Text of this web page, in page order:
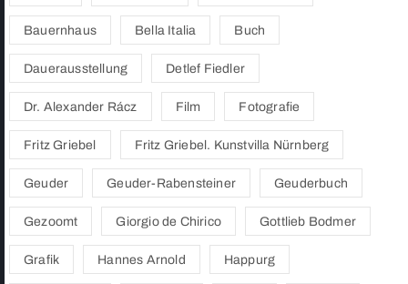
Bauernhaus Bella Italia Buch
Dauerausstellung Detlef Fiedler
Dr. Alexander Rácz Film Fotografie
Fritz Griebel Fritz Griebel. Kunstvilla Nürnberg
Geuder Geuder-Rabensteiner Geuderbuch
Gezoomt Giorgio de Chirico Gottlieb Bodmer
Grafik Hannes Arnold Happurg